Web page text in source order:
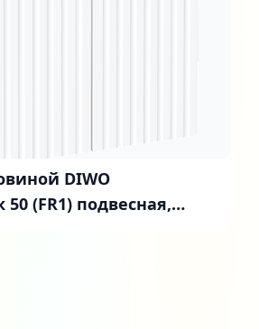
DIWO
50 (FR1) подвесная,